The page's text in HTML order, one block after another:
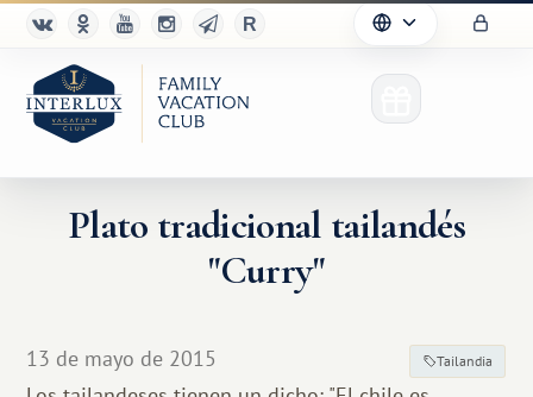
Plato tradicional tailandés
"Curry"
13 de mayo de 2015 Tailandia